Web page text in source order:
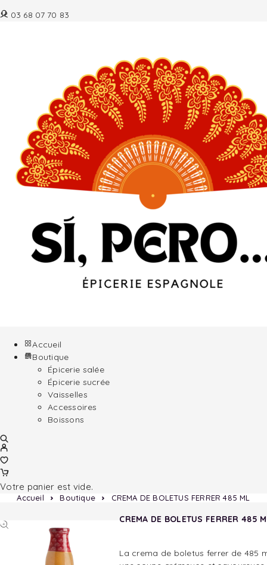
03 68 07 70 83
Accueil
Boutique
Épicerie salée
Épicerie sucrée
Vaisselles
Accessoires
Boissons
Votre panier est vide.
Accueil Boutique CREMA DE BOLETUS FERRER 485 ML
CREMA DE BOLETUS FERRER 485
La crema de boletus ferrer de 485